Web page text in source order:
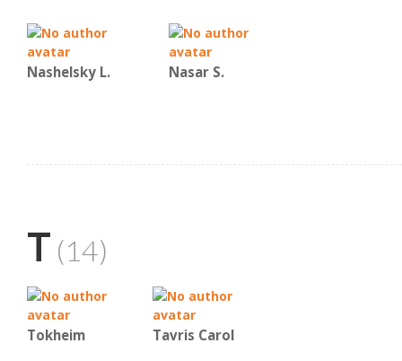
Nashelsky L. Nasar S.
T (14)
Tokheim Tavris Carol